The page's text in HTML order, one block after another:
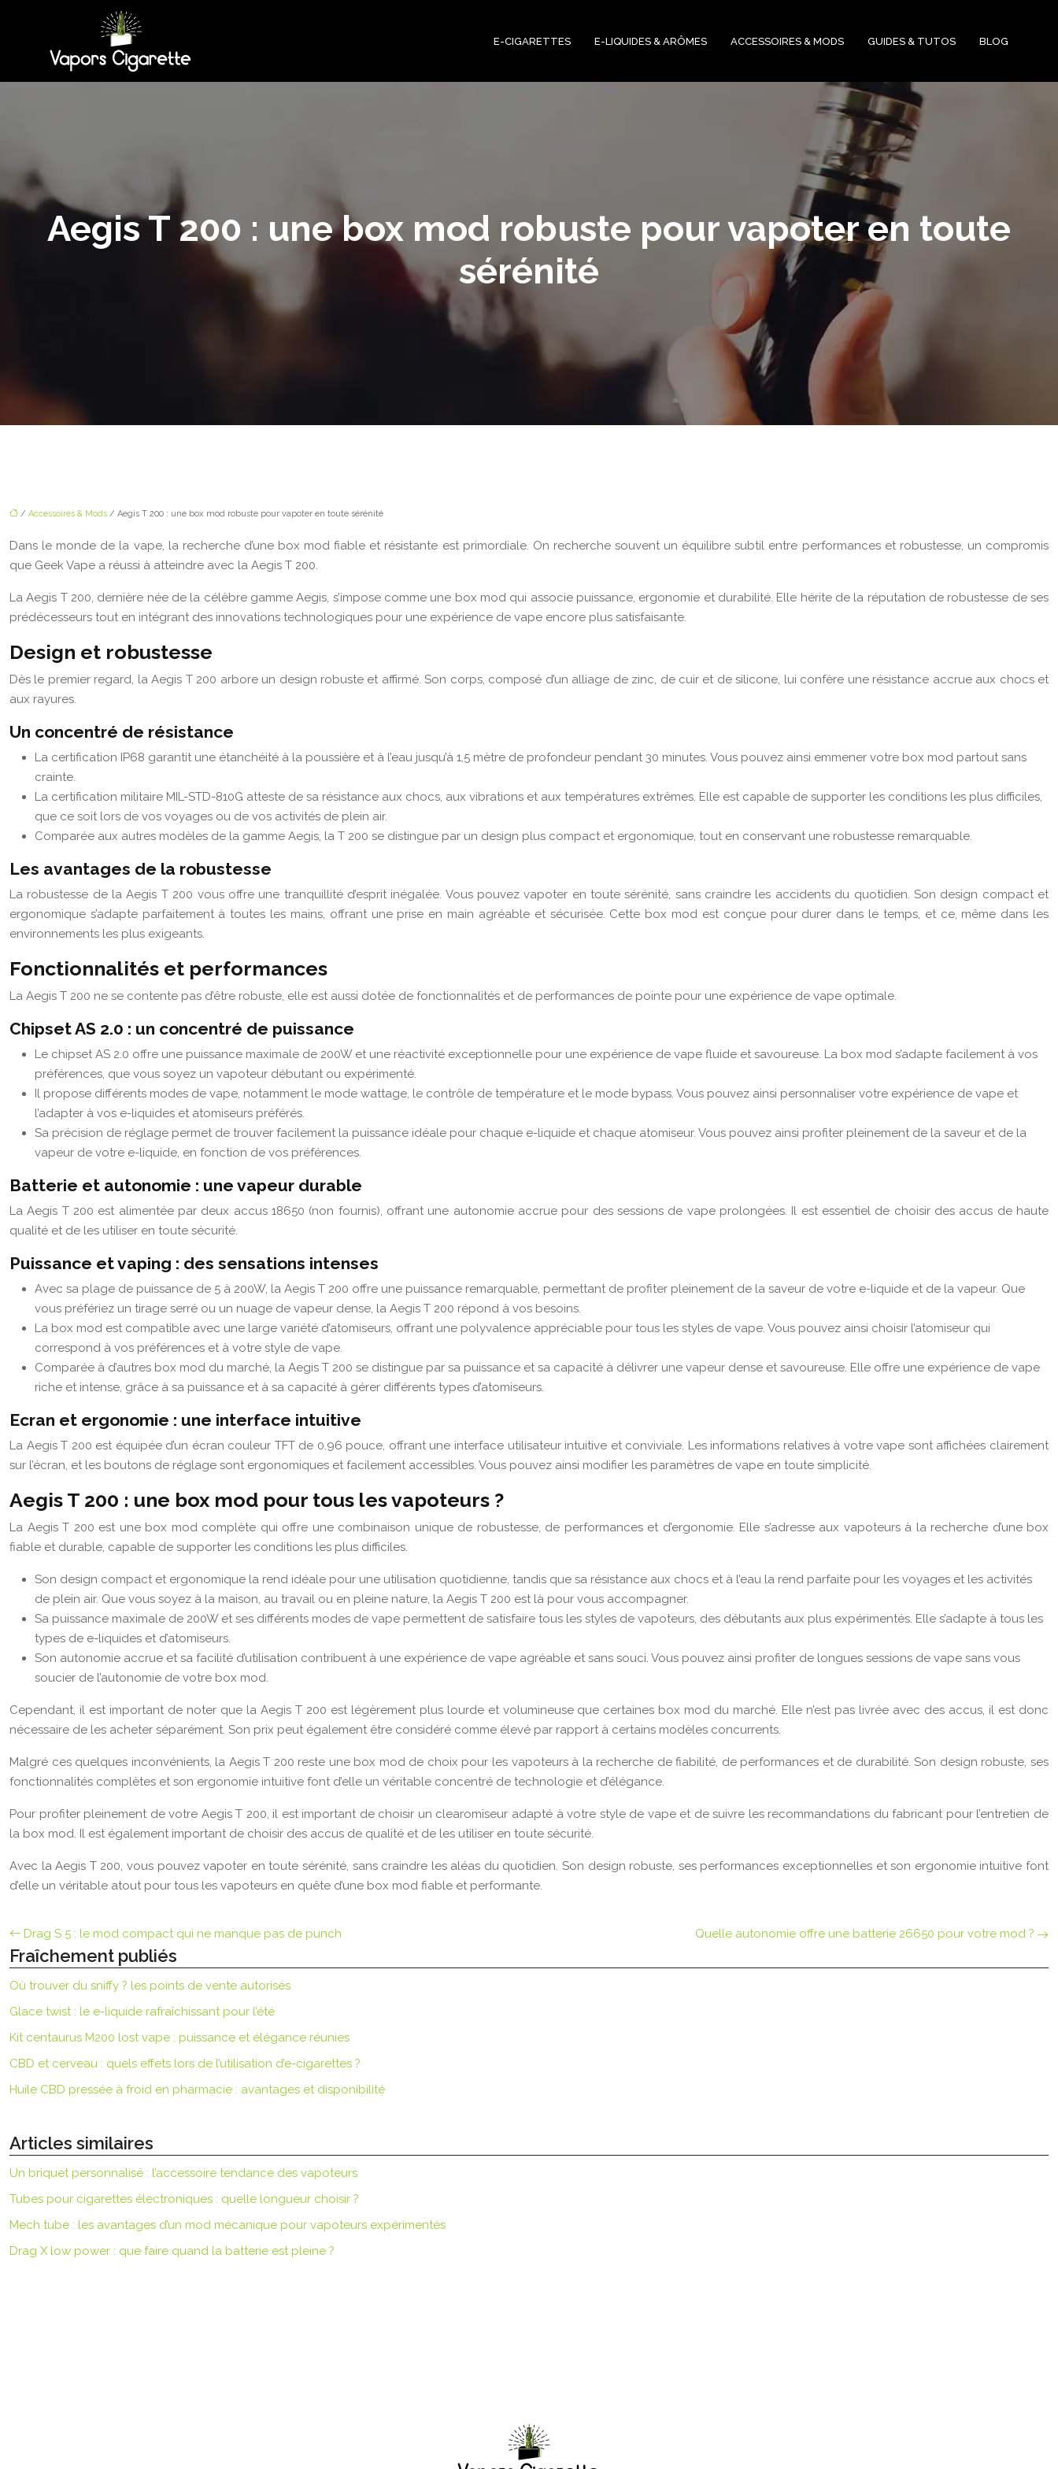
E-CIGARETTES E-LIQUIDES & ARÔMES ACCESSOIRES & MODS GUIDES & TUTOS BLOG
Aegis T 200 : une box mod robuste pour vapoter en toute
sérénité
/ Accessoires & Mods / Aegis T 200 : une box mod robuste pour vapoter en toute sérénité
Dans le monde de la vape, la recherche d’une box mod fiable et résistante est primordiale. On recherche souvent un équilibre subtil entre performances et robustesse, un compromis
que Geek Vape a réussi à atteindre avec la Aegis T 200.
La Aegis T 200, dernière née de la célèbre gamme Aegis, s’impose comme une box mod qui associe puissance, ergonomie et durabilité. Elle hérite de la réputation de robustesse de ses
prédécesseurs tout en intégrant des innovations technologiques pour une expérience de vape encore plus satisfaisante.
Design et robustesse
Dès le premier regard, la Aegis T 200 arbore un design robuste et affirmé. Son corps, composé d’un alliage de zinc, de cuir et de silicone, lui confère une résistance accrue aux chocs et
aux rayures.
Un concentré de résistance
La certification IP68 garantit une étanchéité à la poussière et à l’eau jusqu’à 1,5 mètre de profondeur pendant 30 minutes. Vous pouvez ainsi emmener votre box mod partout sans
crainte.
La certification militaire MIL-STD-810G atteste de sa résistance aux chocs, aux vibrations et aux températures extrêmes. Elle est capable de supporter les conditions les plus difficiles,
que ce soit lors de vos voyages ou de vos activités de plein air.
Comparée aux autres modèles de la gamme Aegis, la T 200 se distingue par un design plus compact et ergonomique, tout en conservant une robustesse remarquable.
Les avantages de la robustesse
La robustesse de la Aegis T 200 vous offre une tranquillité d’esprit inégalée. Vous pouvez vapoter en toute sérénité, sans craindre les accidents du quotidien. Son design compact et
ergonomique s’adapte parfaitement à toutes les mains, offrant une prise en main agréable et sécurisée. Cette box mod est conçue pour durer dans le temps, et ce, même dans les
environnements les plus exigeants.
Fonctionnalités et performances
La Aegis T 200 ne se contente pas d’être robuste, elle est aussi dotée de fonctionnalités et de performances de pointe pour une expérience de vape optimale.
Chipset AS 2.0 : un concentré de puissance
Le chipset AS 2.0 offre une puissance maximale de 200W et une réactivité exceptionnelle pour une expérience de vape fluide et savoureuse. La box mod s’adapte facilement à vos
préférences, que vous soyez un vapoteur débutant ou expérimenté.
Il propose différents modes de vape, notamment le mode wattage, le contrôle de température et le mode bypass. Vous pouvez ainsi personnaliser votre expérience de vape et
l’adapter à vos e-liquides et atomiseurs préférés.
Sa précision de réglage permet de trouver facilement la puissance idéale pour chaque e-liquide et chaque atomiseur. Vous pouvez ainsi profiter pleinement de la saveur et de la
vapeur de votre e-liquide, en fonction de vos préférences.
Batterie et autonomie : une vapeur durable
La Aegis T 200 est alimentée par deux accus 18650 (non fournis), offrant une autonomie accrue pour des sessions de vape prolongées. Il est essentiel de choisir des accus de haute
qualité et de les utiliser en toute sécurité.
Puissance et vaping : des sensations intenses
Avec sa plage de puissance de 5 à 200W, la Aegis T 200 offre une puissance remarquable, permettant de profiter pleinement de la saveur de votre e-liquide et de la vapeur. Que
vous préfériez un tirage serré ou un nuage de vapeur dense, la Aegis T 200 répond à vos besoins.
La box mod est compatible avec une large variété d’atomiseurs, offrant une polyvalence appréciable pour tous les styles de vape. Vous pouvez ainsi choisir l’atomiseur qui
correspond à vos préférences et à votre style de vape.
Comparée à d’autres box mod du marché, la Aegis T 200 se distingue par sa puissance et sa capacité à délivrer une vapeur dense et savoureuse. Elle offre une expérience de vape
riche et intense, grâce à sa puissance et à sa capacité à gérer différents types d’atomiseurs.
Ecran et ergonomie : une interface intuitive
La Aegis T 200 est équipée d’un écran couleur TFT de 0.96 pouce, offrant une interface utilisateur intuitive et conviviale. Les informations relatives à votre vape sont affichées clairement
sur l’écran, et les boutons de réglage sont ergonomiques et facilement accessibles. Vous pouvez ainsi modifier les paramètres de vape en toute simplicité.
Aegis T 200 : une box mod pour tous les vapoteurs ?
La Aegis T 200 est une box mod complète qui offre une combinaison unique de robustesse, de performances et d’ergonomie. Elle s’adresse aux vapoteurs à la recherche d’une box
fiable et durable, capable de supporter les conditions les plus difficiles.
Son design compact et ergonomique la rend idéale pour une utilisation quotidienne, tandis que sa résistance aux chocs et à l’eau la rend parfaite pour les voyages et les activités
de plein air. Que vous soyez à la maison, au travail ou en pleine nature, la Aegis T 200 est là pour vous accompagner.
Sa puissance maximale de 200W et ses différents modes de vape permettent de satisfaire tous les styles de vapoteurs, des débutants aux plus expérimentés. Elle s’adapte à tous les
types de e-liquides et d’atomiseurs.
Son autonomie accrue et sa facilité d’utilisation contribuent à une expérience de vape agréable et sans souci. Vous pouvez ainsi profiter de longues sessions de vape sans vous
soucier de l’autonomie de votre box mod.
Cependant, il est important de noter que la Aegis T 200 est légèrement plus lourde et volumineuse que certaines box mod du marché. Elle n’est pas livrée avec des accus, il est donc
nécessaire de les acheter séparément. Son prix peut également être considéré comme élevé par rapport à certains modèles concurrents.
Malgré ces quelques inconvénients, la Aegis T 200 reste une box mod de choix pour les vapoteurs à la recherche de fiabilité, de performances et de durabilité. Son design robuste, ses
fonctionnalités complètes et son ergonomie intuitive font d’elle un véritable concentré de technologie et d’élégance.
Pour profiter pleinement de votre Aegis T 200, il est important de choisir un clearomiseur adapté à votre style de vape et de suivre les recommandations du fabricant pour l’entretien de
la box mod. Il est également important de choisir des accus de qualité et de les utiliser en toute sécurité.
Avec la Aegis T 200, vous pouvez vapoter en toute sérénité, sans craindre les aléas du quotidien. Son design robuste, ses performances exceptionnelles et son ergonomie intuitive font
d’elle un véritable atout pour tous les vapoteurs en quête d’une box mod fiable et performante.
Drag S 5 : le mod compact qui ne manque pas de punch Quelle autonomie offre une batterie 26650 pour votre mod ?
Fraîchement publiés
Où trouver du sniffy ? les points de vente autorisés
Glace twist : le e-liquide rafraîchissant pour l’été
Kit centaurus M200 lost vape : puissance et élégance réunies
CBD et cerveau : quels effets lors de l’utilisation d’e-cigarettes ?
Huile CBD pressée à froid en pharmacie : avantages et disponibilité
Articles similaires
Un briquet personnalisé : l’accessoire tendance des vapoteurs
Tubes pour cigarettes électroniques : quelle longueur choisir ?
Mech tube : les avantages d’un mod mécanique pour vapoteurs expérimentés
Drag X low power : que faire quand la batterie est pleine ?